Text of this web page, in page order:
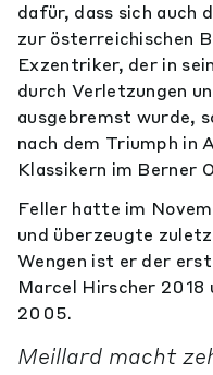
dafür, dass sich auch
zur österreichischen
Exzentriker, der in
durch Verletzungen
ausgebremst wurde,
nach dem Triumph in
Klassikern im Berner
Feller hatte im
und überzeugte
Wengen ist er der
Marcel Hirscher
2005.
Meillard macht